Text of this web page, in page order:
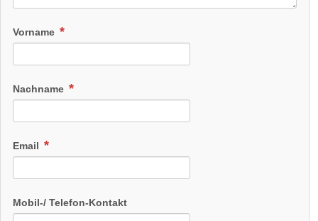
Vorname
Nachname
Email
Mobil-/ Telefon-Kontakt